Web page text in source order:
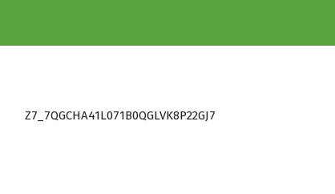
Z7_7QGCHA41L071B0QGLVK8P22GJ7